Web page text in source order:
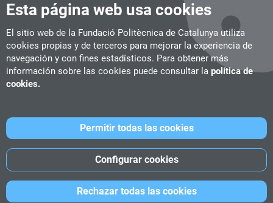
Esta página web usa cookies
El sitio web de la Fundació Politècnica de Catalunya utiliza
cookies propias y de terceros para mejorar la experiencia de
navegación y con fines estadísticos. Para obtener más
información sobre las cookies puede consultar la política de
cookies.
Rechazar todas las cookies
Configurar cookies
Permitir todas las cookies
CITM
C/ de la Igualtat, 33, 08222 Terrassa
UPC School
©Fundació Politècnica de Catalunya-Avíso legal-Política de
cookies-Política de privacidad